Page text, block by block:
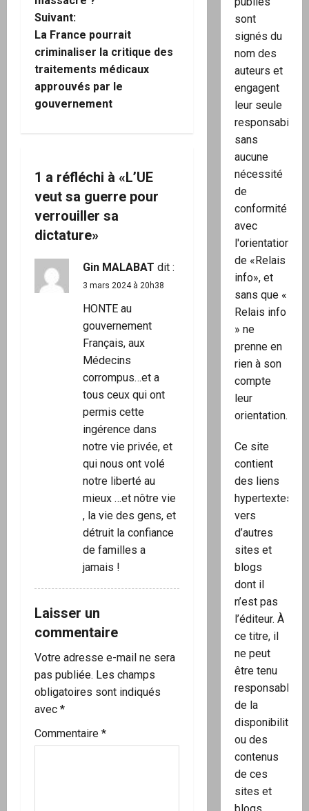
v
i
g
a
o
n
d
a
Suivant:
La France pourrait
criminaliser la critique des
traitements médicaux
approuvés par le
gouvernement
1 a réfléchi à «L’UE
veut sa guerre pour
verrouiller sa
dictature»
Gin MALABAT dit :
3 mars 2024 à 20h38
HONTE au
gouvernement
Français, aux
Médecins
corrompus…et a
tous ceux qui ont
permis cette
ingérence dans
notre vie privée, et
qui nous ont volé
notre liberté au
mieux …et nôtre vie
, la vie des gens, et
détruit la confiance
de familles a
jamais !
Laisser un
commentaire
Votre adresse e-mail ne sera
pas publiée. Les champs
obligatoires sont indiqués
avec *
Commentaire *
sont
signés du
nom des
auteurs et
engagent
leur seule
responsabilité,
sans
aucune
nécessité
de
conformité
avec
l'orientation
de «Relais
info», et
sans que «
Relais info
» ne
prenne en
rien à son
compte
leur
orientation.
Ce site
contient
des liens
hypertextes
vers
d’autres
sites et
blogs
dont il
n’est pas
l’éditeur. À
ce titre, il
ne peut
être tenu
responsable
de la
disponibilité
ou des
contenus
de ces
sites et